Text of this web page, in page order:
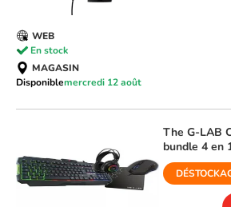
WEB
En stock
MAGASIN
Disponiblemercredi 12 août
The G-LAB
bundle 4 en